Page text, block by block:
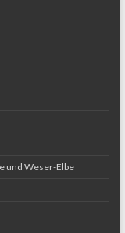
und Weser-Elbe